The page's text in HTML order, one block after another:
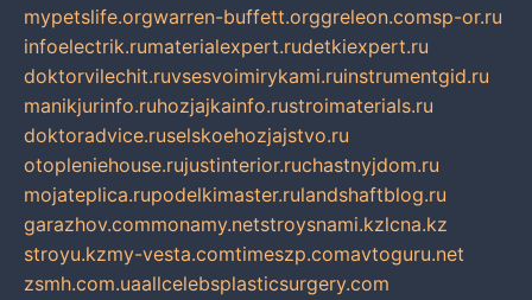
mypetslife.orgwarren-buffett.orggreleon.comsp-or.ru
infoelectrik.rumaterialexpert.rudetkiexpert.ru
doktorvilechit.ruvsesvoimirykami.ruinstrumentgid.ru
manikjurinfo.ruhozjajkainfo.rustroimaterials.ru
doktoradvice.ruselskoehozjajstvo.ru
otopleniehouse.rujustinterior.ruchastnyjdom.ru
mojateplica.rupodelkimaster.rulandshaftblog.ru
garazhov.commonamy.netstroysnami.kzlcna.kz
stroyu.kzmy-vesta.comtimeszp.comavtoguru.net
zsmh.com.uaallcelebsplasticsurgery.com